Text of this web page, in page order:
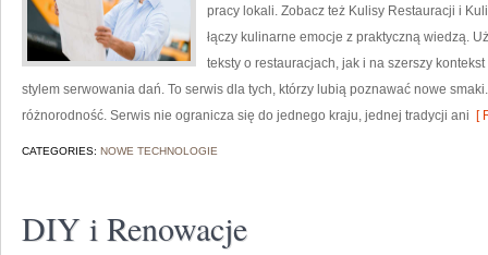
pracy lokali. Zobacz też Kulisy Restauracji i
łączy kulinarne emocje z praktyczną wiedzą.
teksty o restauracjach, jak i na szerszy
stylem serwowania dań. To serwis dla tych, którzy lubią poznawać nowe
różnorodność. Serwis nie ogranicza się do jednego kraju, jednej tradycji ani [
CATEGORIES: NOWE TECHNOLOGIE
DIY i Renowacje